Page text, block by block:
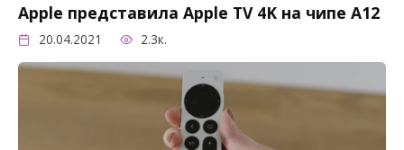
Apple представила Apple TV 4K на чипе A12
20.04.2021 2.3к.